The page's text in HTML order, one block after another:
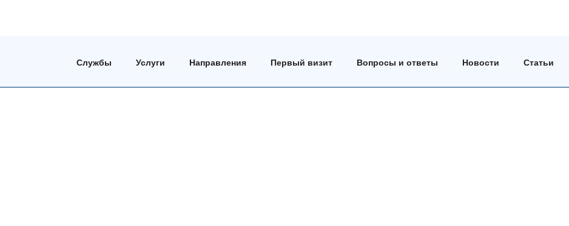
Службы Услуги Направления Первый визит Вопросы и ответы Новости Статьи